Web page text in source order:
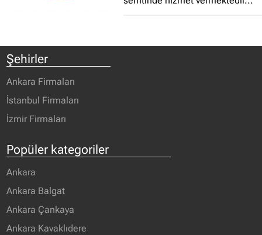
Şehirler
Ankara Firmaları
İstanbul Firmaları
İzmir Firmaları
Popüler kategoriler
Ankara
Ankara Balgat
Ankara Çankaya
Ankara Kavaklıdere